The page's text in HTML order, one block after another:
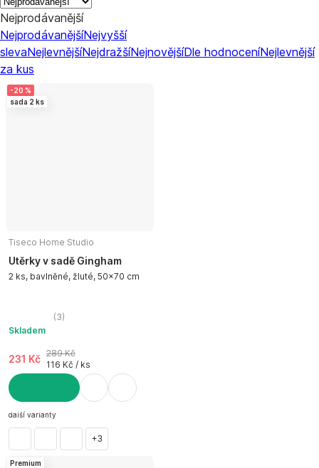
Nejprodávanější
NejprodávanějšíNejvyšší
slevaNejlevnějšíNejdražšíNejnovějšíDle hodnoceníNejlevnější
za kus
-20 %
sada 2 ks
Tiseco Home Studio
Utěrky v sadě Gingham
2 ks, bavlněné, žluté, 50x70 cm
(3)
Skladem
231 Kč 289 Kč
116 Kč / ks
DO KOŠÍKU
další varianty
+3
Premium